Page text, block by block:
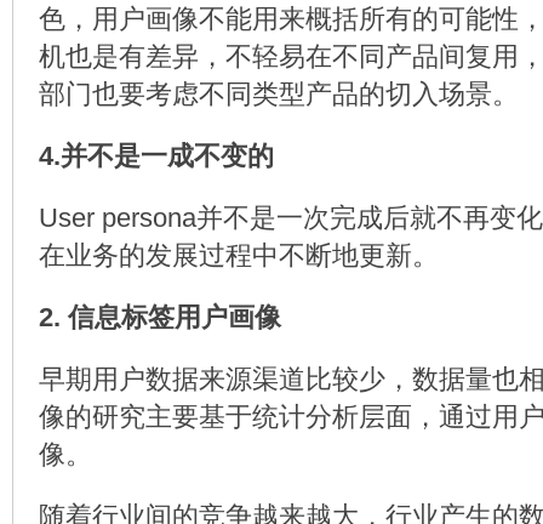
色，用户画像不能用来概括所有的可能性
机也是有差异，不轻易在不同产品间复用
部门也要考虑不同类型产品的切入场景。
4.并不是一成不变的
User persona并不是一次完成后就不再变
在业务的发展过程中不断地更新。
2. 信息标签用户画像
早期用户数据来源渠道比较少，数据量也
像的研究主要基于统计分析层面，通过用
像。
随着行业间的竞争越来越大，行业产生的